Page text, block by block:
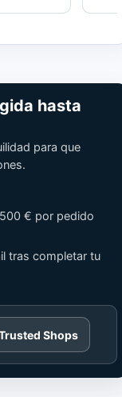
hasta
para que
€ por pedido
tras completar tu
Shops